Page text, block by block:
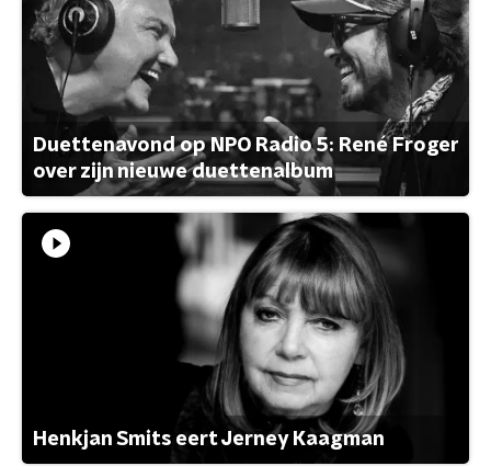
Duettenavond op NPO Radio 5: René Froger
over zijn nieuwe duettenalbum
Henkjan Smits eert Jerney Kaagman